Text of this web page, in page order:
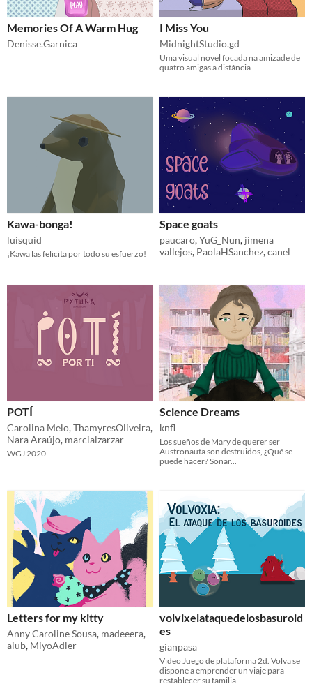
Memories Of A Warm Hug
Denisse.Garnica
I Miss You
MidnightStudio.gd
Uma visual novel focada na amizade de
quatro amigas a distância
Kawa-bonga!
luisquid
¡Kawa las felicita por todo su esfuerzo!
Space goats
paucaro,YuG_Nun, jimena
vallejos, PaolaHSanchez,canel
POTÍ
Carolina Melo,ThamyresOliveira,
Nara Araújo, marcialzarzar
WGJ 2020
Science Dreams
knfl
Los sueños de Mary de querer ser
Austronauta son destruidos, ¿Qué se
puede hacer? Soñar...
Letters for my kitty
Anny Caroline Sousa, madeeera,
aiub, MiyoAdler
volvixelataquedelosbasuroid
es
gianpasa
Video Juego de plataforma 2d. Volva se
dispone a emprender un viaje para
restablecer su familia.